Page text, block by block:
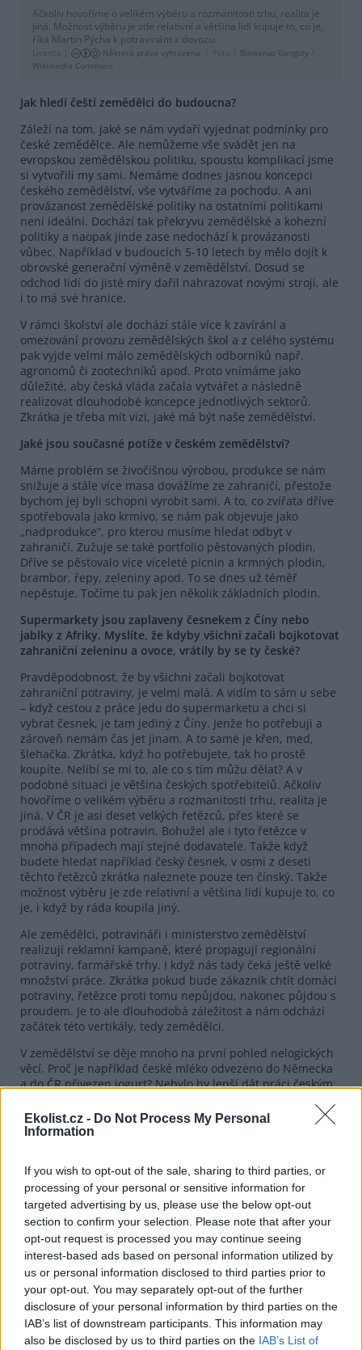
Ekolist.cz - Do Not Process My Personal
Information
If you wish to opt-out of the sale, sharing to third parties, or
processing of your personal or sensitive information for
targeted advertising by us, please use the below opt-out
section to confirm your selection. Please note that after your
opt-out request is processed you may continue seeing
interest-based ads based on personal information utilized by
us or personal information disclosed to third parties prior to
your opt-out. You may separately opt-out of the further
disclosure of your personal information by third parties on the
IAB’s list of downstream participants. This information may
also be disclosed by us to third parties on the IAB’s List of
Ačkoliv hovoříme o velikém výběru a rozmanitosti trhu, realita je
jiná. Možnost výběru je zde relativní a většina lidí kupuje to, co je,
říká Martin Pýcha k potravinám z dovozu.
Licence | Některá práva vyhrazena Foto | Biswarup Ganguly
Wikimedia Commons
Jak hledí čeští zemědělci do budoucna?
Záleží na tom, jaké se nám vydaří vyjednat podmínky pro
české zemědělce. Ale nemůžeme vše svádět jen na
evropskou zemědělskou politiku, spoustu komplikací jsme
si vytvořili my sami. Nemáme dodnes jasnou koncepci
českého zemědělství, vše vytváříme za pochodu. A ani
provázanost zemědělské politiky na ostatními politikami
není ideální. Dochází tak překryvu zemědělské a kohezní
politiky a naopak jinde zase nedochází k provázanosti
vůbec. Například v budoucích 5-10 letech by mělo dojít k
obrovské generační výměně v zemědělství. Dosud se
odchod lidí do jisté míry dařil nahrazovat novými stroji, ale
i to má své hranice.
V rámci školství ale dochází stále více k zavírání a
omezování provozu zemědělských škol a z celého systému
pak vyjde velmi málo zemědělských odborníků např.
agronomů či zootechniků apod. Proto vnímáme jako
důležité, aby česká vláda začala vytvářet a následně
realizovat dlouhodobé koncepce jednotlivých sektorů.
Zkrátka je třeba mít vizi, jaké má být naše zemědělství.
Jaké jsou současné potíže v českém zemědělství?
Máme problém se živočišnou výrobou, produkce se nám
snižuje a stále více masa dovážíme ze zahraničí, přestože
bychom jej byli schopni vyrobit sami. A to, co zvířata dříve
spotřebovala jako krmivo, se nám pak objevuje jako
„nadprodukce“, pro kterou musíme hledat odbyt v
zahraničí. Zužuje se také portfolio pěstovaných plodin.
Dříve se pěstovalo více víceleté pícnin a krmných plodin,
brambor, řepy, zeleniny apod. To se dnes už téměř
nepěstuje. Točíme tu pak jen několik základních plodin.
Supermarkety jsou zaplaveny česnekem z Číny nebo
jablky z Afriky. Myslíte, že kdyby všichni začali bojkotovat
zahraniční zeleninu a ovoce, vrátily by se ty české?
Pravděpodobnost, že by všichni začali bojkotovat
zahraniční potraviny, je velmi malá. A vidím to sám u sebe
– když cestou z práce jedu do supermarketu a chci si
vybrat česnek, je tam jediný z Číny. Jenže ho potřebuji a
zároveň nemám čas jet jinam. A to samé je křen, med,
šlehačka. Zkrátka, když ho potřebujete, tak ho prostě
koupíte. Nelíbí se mi to, ale co s tím můžu dělat? A v
podobné situaci je většina českých spotřebitelů. Ačkoliv
hovoříme o velikém výběru a rozmanitosti trhu, realita je
jiná. V ČR je asi deset velkých řetězců, přes které se
prodává většina potravin. Bohužel ale i tyto řetězce v
mnoha případech mají stejné dodavatele. Takže když
budete hledat například český česnek, v osmi z deseti
těchto řetězců zkrátka naleznete pouze ten čínský. Takže
možnost výběru je zde relativní a většina lidí kupuje to, co
je, i když by ráda koupila jiný.
Ale zemědělci, potravináři i ministerstvo zemědělství
realizují reklamní kampaně, které propagují regionální
potraviny, farmářské trhy. I když nás tady čeká ještě velké
množství práce. Zkrátka pokud bude zákazník chtít domácí
potraviny, řetězce proti tomu nepůjdou, nakonec půjdou s
proudem. Je to ale dlouhodobá záležitost a nám odchází
začátek této vertikály, tedy zemědělci.
V zemědělství se děje mnoho na první pohled nelogických
věcí. Proč je například české mléko odvezeno do Německa
a do ČR přivezen jogurt? Nebylo by lepší dát práci českým
Bezpochyby. V tom s vámi souhlasím a zemědělci by také
souhlasili. Ale oni jsou obchodníci a musí se uživit. Proto
lépe zachází. A zahraniční mlékárny bohužel přistupují k
českým zemědělcům solidněji. Zemědělec, který tam
dodává, například dopředu ví, jakou cenu dostane. U
českých mlékáren se zemědělec mnohdy dozví cenu s
měsíčním zpožděním. To už je mléko dávno zpracované,
prodané a spotřebované.